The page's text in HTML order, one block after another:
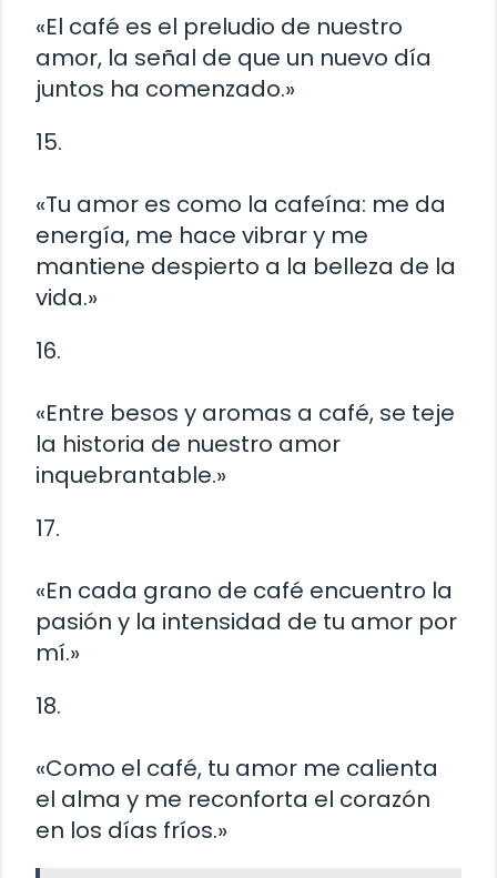
«El café es el preludio de nuestro
amor, la señal de que un nuevo día
juntos ha comenzado.»
15.
«Tu amor es como la cafeína: me da
energía, me hace vibrar y me
mantiene despierto a la belleza de la
vida.»
16.
«Entre besos y aromas a café, se teje
la historia de nuestro amor
inquebrantable.»
17.
«En cada grano de café encuentro la
pasión y la intensidad de tu amor por
mí.»
18.
«Como el café, tu amor me calienta
el alma y me reconforta el corazón
en los días fríos.»